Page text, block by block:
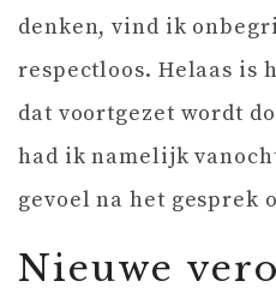
denken, vind ik
respectloos. Helaas is
dat voortgezet wordt
had ik namelijk
gevoel na het gesprek
Nieuwe